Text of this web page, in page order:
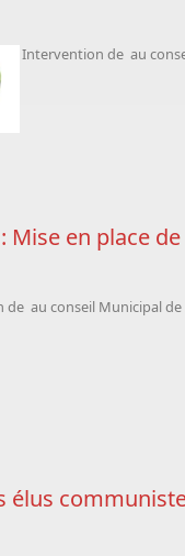
Intervention de au
Mise en place
de au conseil Municipal
élus